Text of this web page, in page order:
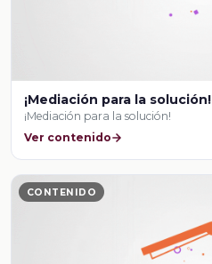
¡Mediación para la solución!
¡Mediación para la solución!
Ver contenido
CONTENIDO